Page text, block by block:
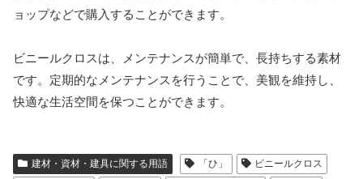
ョップなどで購入することができます。
ビニールクロスは、メンテナンスが簡単で、長持ちする素材
です。定期的なメンテナンスを行うことで、美観を維持し、
快適な生活空間を保つことができます。
建材・資材・建具に関する用語 「ひ」
ビニールクロス